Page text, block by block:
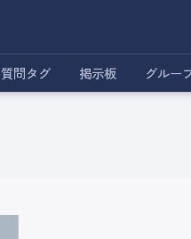
質問タグ 掲示板 グルー